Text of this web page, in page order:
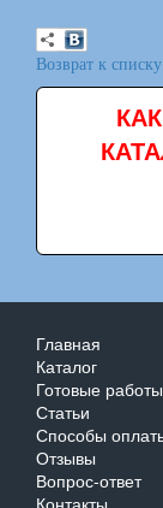
Возврат к списку
Главная
Каталог
Готовые работы
Статьи
Способы
Отзывы
Вопрос-ответ